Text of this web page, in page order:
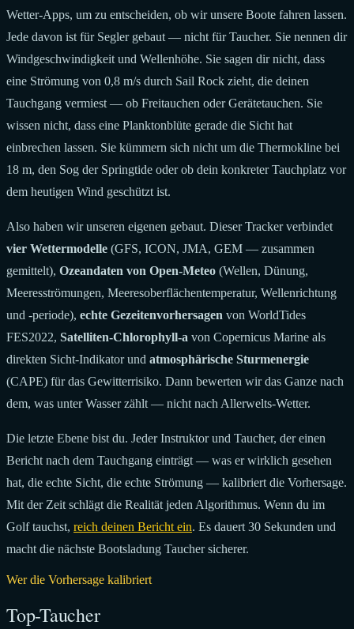
Wetter-Apps, um zu entscheiden, ob wir unsere Boote fahren lassen.
Jede davon ist für Segler gebaut — nicht für Taucher. Sie nennen dir
Windgeschwindigkeit und Wellenhöhe. Sie sagen dir nicht, dass
eine Strömung von 0,8 m/s durch Sail Rock zieht, die deinen
Tauchgang vermiest — ob Freitauchen oder Gerätetauchen. Sie
wissen nicht, dass eine Planktonblüte gerade die Sicht hat
einbrechen lassen. Sie kümmern sich nicht um die Thermokline bei
18 m, den Sog der Springtide oder ob dein konkreter Tauchplatz vor
dem heutigen Wind geschützt ist.
Also haben wir unseren eigenen gebaut. Dieser Tracker verbindet
vier Wettermodelle (GFS, ICON, JMA, GEM — zusammen
gemittelt), Ozeandaten von Open-Meteo (Wellen, Dünung,
Meeresströmungen, Meeresoberflächentemperatur, Wellenrichtung
und -periode), echte Gezeitenvorhersagen von WorldTides
FES2022, Satelliten-Chlorophyll-a von Copernicus Marine als
direkten Sicht-Indikator und atmosphärische Sturmenergie
(CAPE) für das Gewitterrisiko. Dann bewerten wir das Ganze nach
dem, was unter Wasser zählt — nicht nach Allerwelts-Wetter.
Die letzte Ebene bist du. Jeder Instruktor und Taucher, der einen
Bericht nach dem Tauchgang einträgt — was er wirklich gesehen
hat, die echte Sicht, die echte Strömung — kalibriert die Vorhersage.
Mit der Zeit schlägt die Realität jeden Algorithmus. Wenn du im
Golf tauchst, reich deinen Bericht ein. Es dauert 30 Sekunden und
macht die nächste Bootsladung Taucher sicherer.
Wer die Vorhersage kalibriert
Top-Taucher